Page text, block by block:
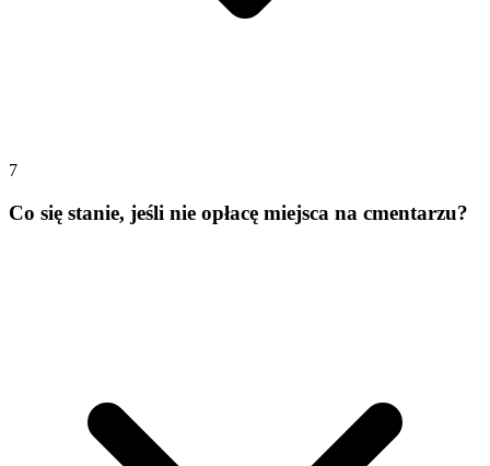
7
Co się stanie, jeśli nie opłacę miejsca na cmentarzu?